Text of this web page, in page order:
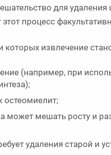
для
процесс
извлечение
(например, при
остеомиелит;
может мешать росту и
удаления старой и